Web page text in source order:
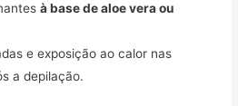
à base de aloe vera ou
e exposição ao calor nas
a depilação.